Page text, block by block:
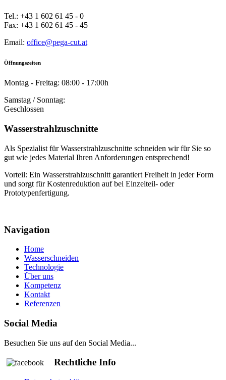
Tel.: +43 1 602 61 45 - 0
Fax: +43 1 602 61 45 - 45
Email: office@pega-cut.at
Öffnungszeiten
Montag - Freitag: 08:00 - 17:00h
Samstag / Sonntag:
Geschlossen
Wasserstrahlzuschnitte
Als Spezialist für Wasserstrahlzuschnitte schneiden wir für Sie so
gut wie jedes Material Ihren Anforderungen entsprechend!
Vorteil: Ein Wasserstrahlzuschnitt garantiert Freiheit in jeder Form
und sorgt für Kostenreduktion auf bei Einzelteil- oder
Prototypenfertigung.
Navigation
Home
Wasserschneiden
Technologie
Über uns
Kompetenz
Kontakt
Referenzen
Social Media
Besuchen Sie uns auf den Social Media...
Rechtliche Info